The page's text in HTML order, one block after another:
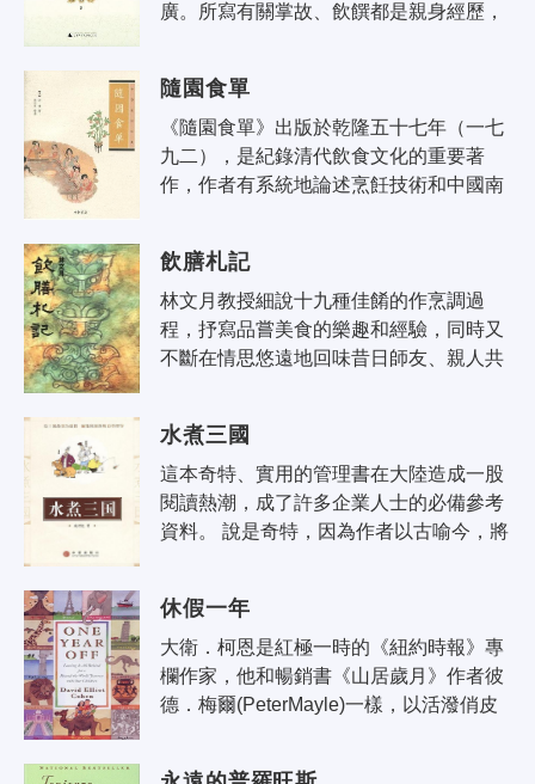
廣。所寫有關掌故、飲饌都是親身經歷，
隨園食單
《隨園食單》出版於乾隆五十七年（一七
九二），是紀錄清代飲食文化的重要著
作，作者有系統地論述烹飪技術和中國南
水..
飲膳札記
林文月教授細說十九種佳餚的作烹調過
程，抒寫品嘗美食的樂趣和經驗，同時又
不斷在情思悠遠地回味昔日師友、親人共
美..
水煮三國
這本奇特、實用的管理書在大陸造成一股
閱讀熱潮，成了許多企業人士的必備參考
資料。 說是奇特，因為作者以古喻今，將
休假一年
大衛．柯恩是紅極一時的《紐約時報》專
欄作家，他和暢銷書《山居歲月》作者彼
德．梅爾(PeterMayle)一樣，以活潑俏皮